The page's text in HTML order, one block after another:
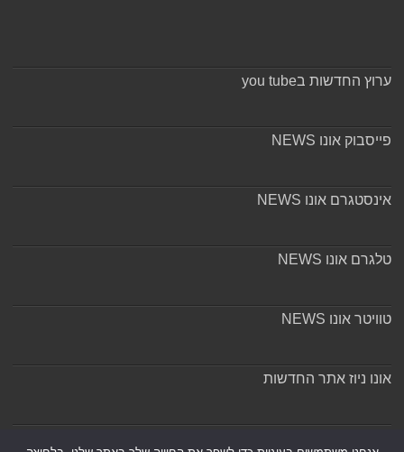
ערוץ החדשות בyou tube
פייסבוק אונו NEWS
אינסטגרם אונו NEWS
טלגרם אונו NEWS
טוויטר אונו NEWS
אונו ניוז אתר החדשות